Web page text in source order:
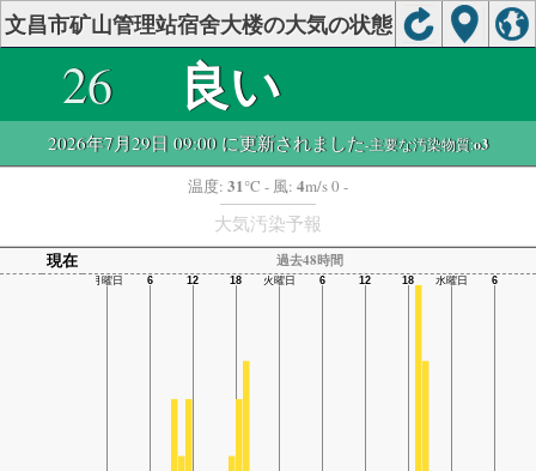
文昌市矿山管理站宿舍大楼の大気の状態
26 良い
2026年7月29日 09:00 に更新されました-主要な汚染物質:o3
温度: 31°C - 風: 4m/s 0 -
大気汚染予報
現在 過去48時間